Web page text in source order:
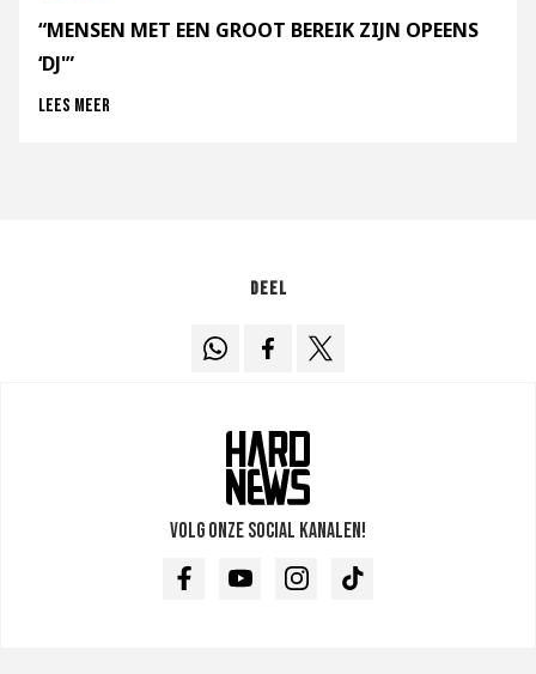
“MENSEN MET EEN GROOT BEREIK ZIJN OPEENS
‘DJ'”
Lees meer
Deel
Volg onze social kanalen!
FacebookYoutubeInstagramTikTok